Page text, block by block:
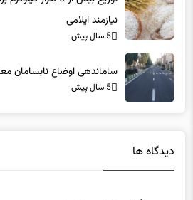
نیازمند ایلامی
ساماندهی اوضاع نابسامان
دیدگاه ها